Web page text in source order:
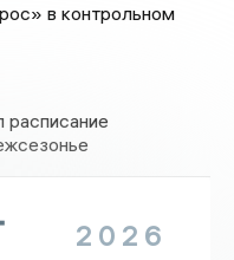
в контрольном
2026